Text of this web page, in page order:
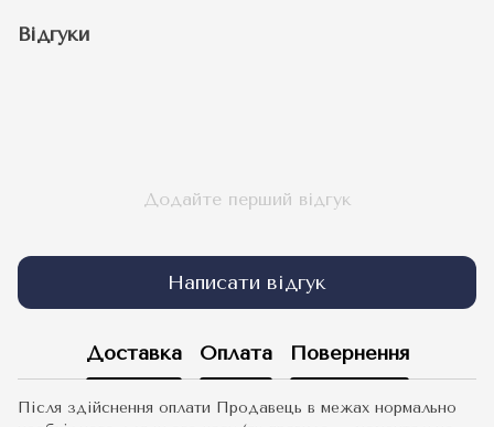
Відгуки
Додайте перший відгук
Написати відгук
Доставка Оплата Повернення
Після здійснення оплати Продавець в межах нормально